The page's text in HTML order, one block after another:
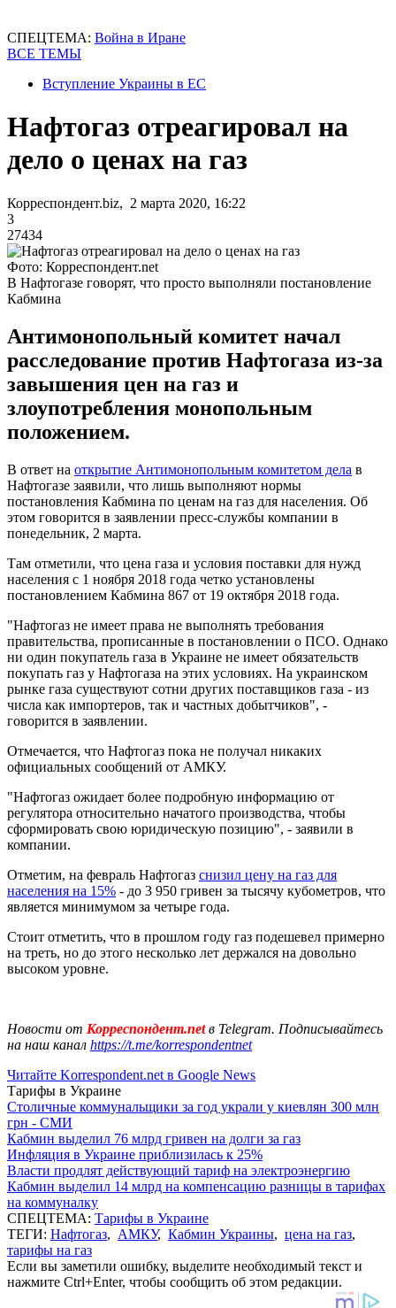
СПЕЦТЕМА: Война в Иране
ВСЕ ТЕМЫ
Вступление Украины в ЕС
Нафтогаз отреагировал на
дело о ценах на газ
Корреспондент.biz, 2 марта 2020, 16:22
3
27434
Фото: Корреспондент.net
В Нафтогазе говорят, что просто выполняли постановление
Кабмина
Антимонопольный комитет начал
расследование против Нафтогаза из-за
завышения цен на газ и
злоупотребления монопольным
положением.
В ответ на открытие Антимонопольным комитетом дела в
Нафтогазе заявили, что лишь выполняют нормы
постановления Кабмина по ценам на газ для населения. Об
этом говорится в заявлении пресс-службы компании в
понедельник, 2 марта.
Там отметили, что цена газа и условия поставки для нужд
населения с 1 ноября 2018 года четко установлены
постановлением Кабмина 867 от 19 октября 2018 года.
"Нафтогаз не имеет права не выполнять требования
правительства, прописанные в постановлении о ПСО. Однако
ни один покупатель газа в Украине не имеет обязательств
покупать газ у Нафтогаза на этих условиях. На украинском
рынке газа существуют сотни других поставщиков газа - из
числа как импортеров, так и частных добытчиков", -
говорится в заявлении.
Отмечается, что Нафтогаз пока не получал никаких
официальных сообщений от АМКУ.
"Нафтогаз ожидает более подробную информацию от
регулятора относительно начатого производства, чтобы
сформировать свою юридическую позицию", - заявили в
компании.
Отметим, на февраль Нафтогаз снизил цену на газ для
населения на 15% - до 3 950 гривен за тысячу кубометров, что
является минимумом за четыре года.
Стоит отметить, что в прошлом году газ подешевел примерно
на треть, но до этого несколько лет держался на довольно
высоком уровне.
Новости от Корреспондент.netв Telegram. Подписывайтесь
на наш канал https://t.me/korrespondentnet
Читайте Korrespondent.net в Google News
Тарифы в Украине
Столичные коммунальщики за год украли у киевлян 300 млн
грн - СМИ
Кабмин выделил 76 млрд гривен на долги за газ
Инфляция в Украине приблизилась к 25%
Власти продлят действующий тариф на электроэнергию
Кабмин выделил 14 млрд на компенсацию разницы в тарифах
на коммуналку
СПЕЦТЕМА: Тарифы в Украине
ТЕГИ: Нафтогаз, АМКУ, Кабмин Украины, цена на газ,
тарифы на газ
Если вы заметили ошибку, выделите необходимый текст и
нажмите Ctrl+Enter, чтобы сообщить об этом редакции.